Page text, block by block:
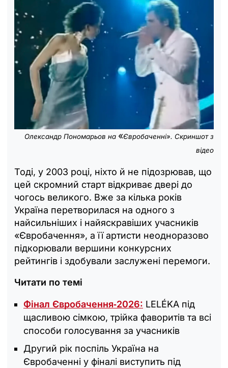
Олександр Пономарьов на «Євробаченні». Скриншот з
відео
Тоді, у 2003 році, ніхто й не підозрював, що
цей скромний старт відкриває двері до
чогось великого. Вже за кілька років
Україна перетворилася на одного з
найсильніших і найяскравіших учасників
«Євробачення», а її артисти неодноразово
підкорювали вершини конкурсних
рейтингів і здобували заслужені перемоги.
Читати по темі
Фінал Євробачення‑2026: LELÉKA під
щасливою сімкою, трійка фаворитів та всі
способи голосування за учасників
Другий рік поспіль Україна на
Євробаченні у фіналі виступить під